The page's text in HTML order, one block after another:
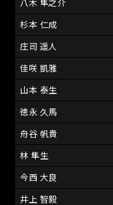
八木 隼之介
杉本 仁成
庄司 遥人
佳咲 凱雅
山本 泰生
徳永 久馬
舟谷 帆貴
林 隼生
今西 大良
井上 智毅